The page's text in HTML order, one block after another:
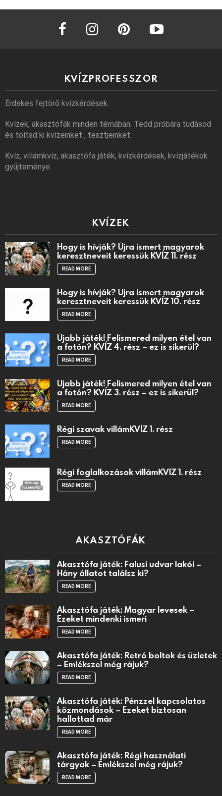
facebook instagram
KVÍZPROFESSZOR
Érdekes fejtörő kvízkérdések.
Kvízek, akasztófák minden témában. Tedd próbára tudásod
és töltsd ki kvízeinket , tesztjeinket.
Kvíz, villámkvíz, akasztófa játék, kvízkérdések, kvízjátékok
gyűjteménye.
KVÍZEK
Hogy is hívják? Újra ismert magyarok
keresztneveit keressük KVÍZ 11. rész
READ MORE
Hogy is hívják? Újra ismert magyarok
keresztneveit keressük KVÍZ 10. rész
READ MORE
Újabb játék! Felismered milyen étel van
a fotón? KVÍZ 4. rész – ez is sikerül?
READ MORE
Újabb játék! Felismered milyen étel van
a fotón? KVÍZ 3. rész – ez is sikerül?
READ MORE
Régi szavak villámKVÍZ 1. rész
READ MORE
Régi foglalkozások villámKVÍZ 1. rész
READ MORE
AKASZTÓFÁK
Akasztófa játék: Falusi udvar lakói –
Hány állatot találsz ki?
READ MORE
Akasztófa játék: Magyar levesek –
Ezeket mindenki ismeri
READ MORE
Akasztófa játék: Retró boltok és üzletek
– Emlékszel még rájuk?
READ MORE
Akasztófa játék: Pénzzel kapcsolatos
közmondások – Ezeket biztosan
hallottad már
READ MORE
Akasztófa játék: Régi használati
tárgyak – Emlékszel még rájuk?
READ MORE